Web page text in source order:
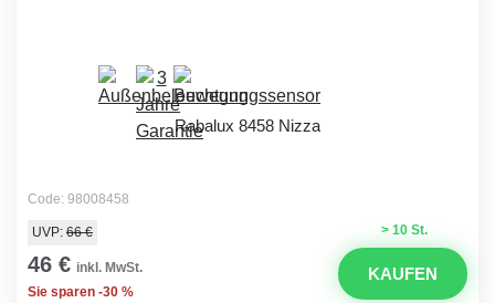
Rabalux 8458 Nizza
Code: 98008458
> 10 St.
UVP: 66 €
46 € inkl. MwSt.
Sie sparen -30 %
KAUFEN